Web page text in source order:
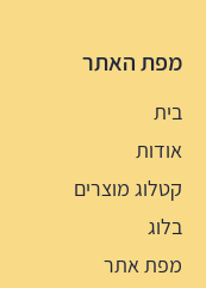
מפת האתר
בית
אודות
קטלוג מוצרים
בלוג
מפת אתר